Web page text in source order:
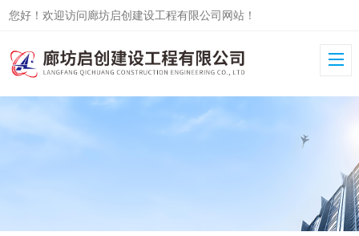
您好！欢迎访问廊坊启创建设工程有限公司网站！